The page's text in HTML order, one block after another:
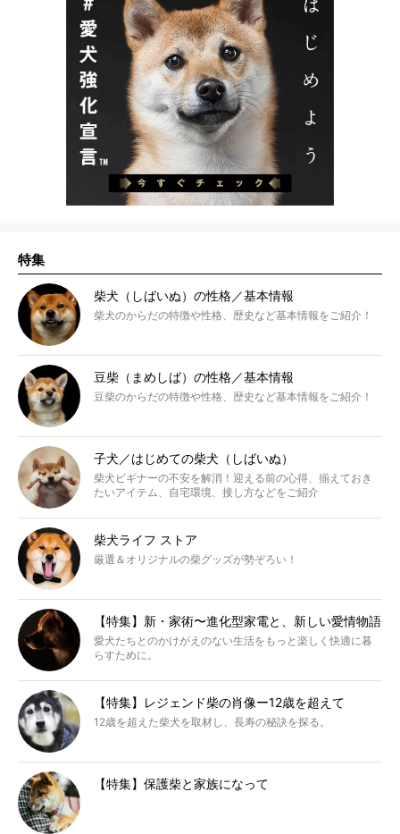
特集
柴犬（しばいぬ）の性格／基本情報
柴犬のからだの特徴や性格、歴史など基本情報をご紹介！
豆柴（まめしば）の性格／基本情報
豆柴のからだの特徴や性格、歴史など基本情報をご紹介！
子犬／はじめての柴犬（しばいぬ）
柴犬ビギナーの不安を解消！迎える前の心得、揃えておき
たいアイテム、自宅環境、接し方などをご紹介
柴犬ライフ ストア
厳選＆オリジナルの柴グッズが勢ぞろい！
【特集】新・家術〜進化型家電と、新しい愛情物語
愛犬たちとのかけがえのない生活をもっと楽しく快適に暮
らすために。
【特集】レジェンド柴の肖像ー12歳を超えて
12歳を超えた柴犬を取材し、長寿の秘訣を探る。
【特集】保護柴と家族になって